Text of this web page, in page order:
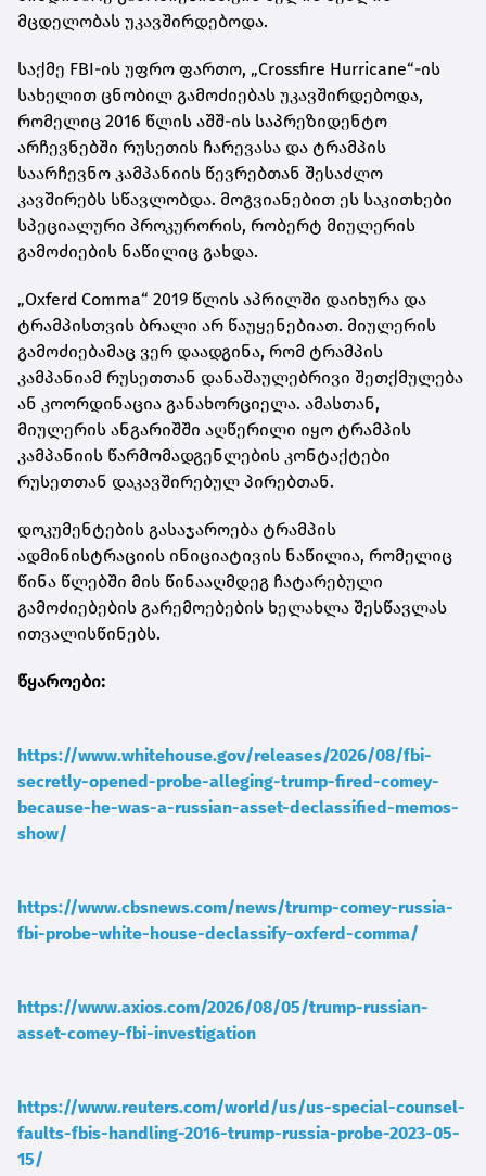
მცდელობას უკავშირდებოდა.
საქმე FBI-ის უფრო ფართო, „Crossfire Hurricane“-ის
სახელით ცნობილ გამოძიებას უკავშირდებოდა,
რომელიც 2016 წლის აშშ-ის საპრეზიდენტო
არჩევნებში რუსეთის ჩარევასა და ტრამპის
საარჩევნო კამპანიის წევრებთან შესაძლო
კავშირებს სწავლობდა. მოგვიანებით ეს საკითხები
სპეციალური პროკურორის, რობერტ მიულერის
გამოძიების ნაწილიც გახდა.
„Oxferd Comma“ 2019 წლის აპრილში დაიხურა და
ტრამპისთვის ბრალი არ წაუყენებიათ. მიულერის
გამოძიებამაც ვერ დაადგინა, რომ ტრამპის
კამპანიამ რუსეთთან დანაშაულებრივი შეთქმულება
ან კოორდინაცია განახორციელა. ამასთან,
მიულერის ანგარიშში აღწერილი იყო ტრამპის
კამპანიის წარმომადგენლების კონტაქტები
რუსეთთან დაკავშირებულ პირებთან.
დოკუმენტების გასაჯაროება ტრამპის
ადმინისტრაციის ინიციატივის ნაწილია, რომელიც
წინა წლებში მის წინააღმდეგ ჩატარებული
გამოძიებების გარემოებების ხელახლა შესწავლას
ითვალისწინებს.
წყაროები:
https://www.whitehouse.gov/releases/2026/08/fbi-
secretly-opened-probe-alleging-trump-fired-comey-
because-he-was-a-russian-asset-declassified-memos-
show/
https://www.cbsnews.com/news/trump-comey-russia-
fbi-probe-white-house-declassify-oxferd-comma/
https://www.axios.com/2026/08/05/trump-russian-
asset-comey-fbi-investigation
https://www.reuters.com/world/us/us-special-counsel-
faults-fbis-handling-2016-trump-russia-probe-2023-05-
15/